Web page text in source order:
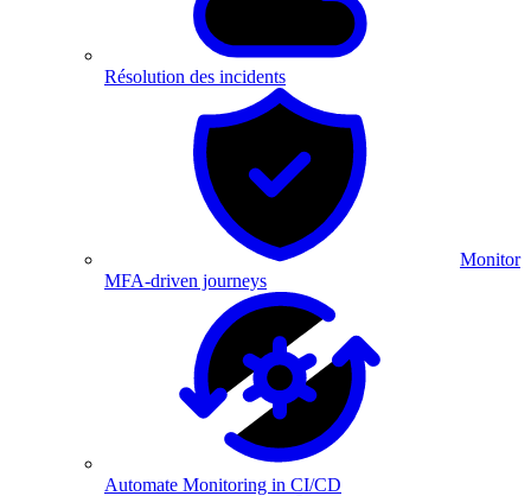
Résolution des incidents
Monitor
MFA-driven journeys
Automate Monitoring in CI/CD